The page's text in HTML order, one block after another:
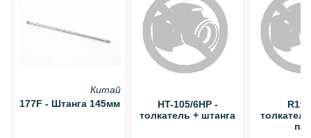
Китай
177F - Штанга 145мм
HT-105/6HP -
толкатель + штанга